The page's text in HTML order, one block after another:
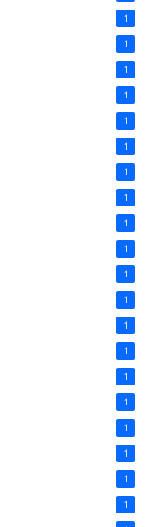
1
1
1
1
1
1
1
1
1
1
1
1
1
1
1
1
1
1
1
1